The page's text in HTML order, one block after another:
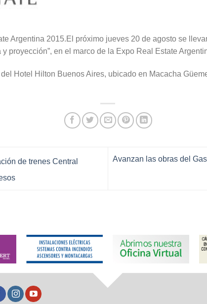
Argentina 2015.El próximo jueves 20 de agosto se
proyección”, en el marco de la Expo Real Estate
Hotel Hilton Buenos Aires, ubicado en Macacha
de trenes Central
Avanzan las obras del